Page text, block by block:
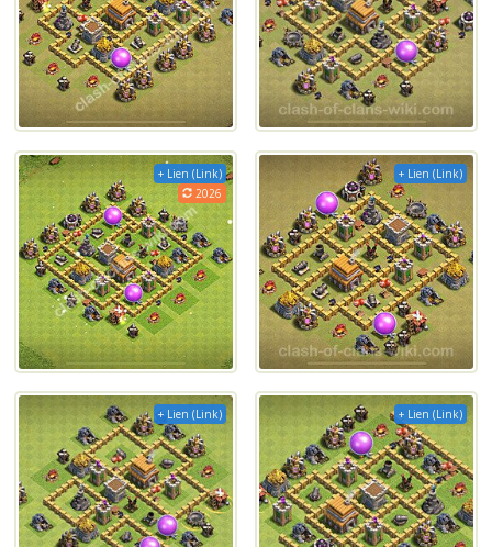
+ Lien (Link)
2026
+ Lien (Link)
+ Lien (Link) + Lien (Link)